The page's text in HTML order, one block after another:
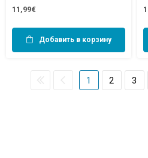
11,99€
Добавить в корзину
1 2 3